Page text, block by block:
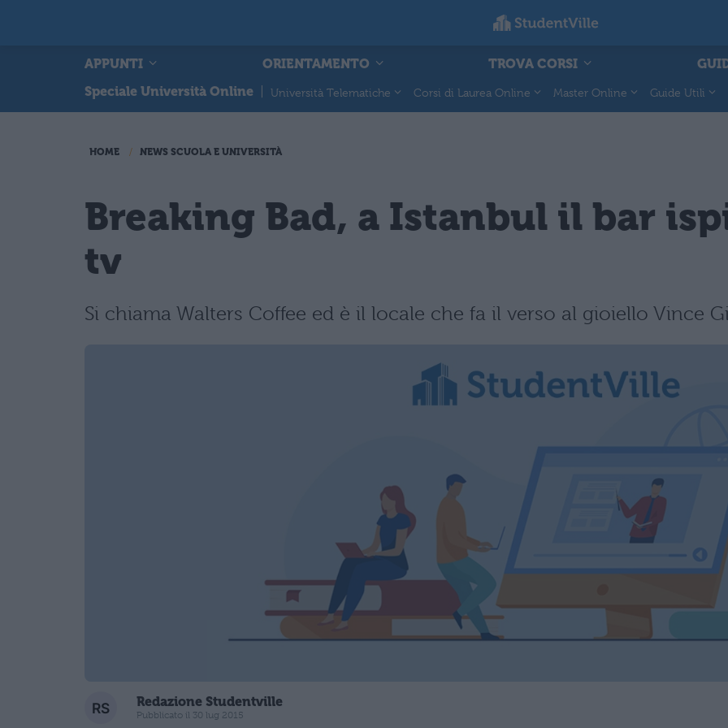
APPUNTI ORIENTAMENTO TROVA CORSI
Speciale Università Online
Università Telematiche Corsi di Laurea Online Master Online Guide Utili
HOME NEWS SCUOLA E UNIVERSITÀ
Breaking Bad, a Istanbul il bar
tv
Si chiama Walters Coffee ed è il locale che fa il verso al gioiello Vince
Redazione Studentville
Pubblicato il 30 lug 2015